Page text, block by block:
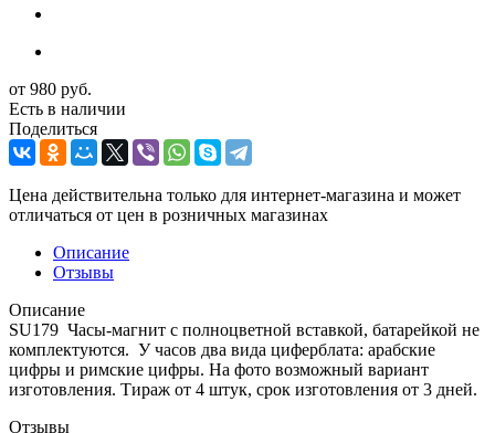
от 980 руб.
Есть в наличии
Поделиться
Цена действительна только для интернет-магазина и может
отличаться от цен в розничных магазинах
Описание
Отзывы
Описание
SU179 Часы-магнит с полноцветной вставкой, батарейкой не
комплектуются. У часов два вида циферблата: арабские
цифры и римские цифры. На фото возможный вариант
изготовления. Тираж от 4 штук, срок изготовления от 3 дней.
Отзывы